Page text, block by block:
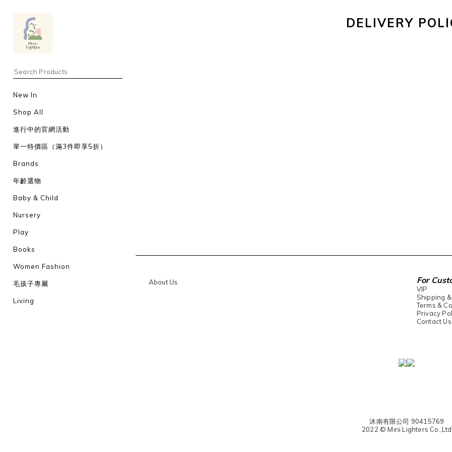
New In
Shop All
進行中的官網活動
單一特價區（滿3件即享5折）
Brands
年齡選物
Baby & Child
Nursery
Play
Books
Women Fashion
毛孩子專屬
Living
DELIVERY
About Us For
VIP
Shipping
Terms &
Privacy
Contact Us
沐南有限公司 90415769
2022 © Mini Lighters Co.,Ltd.